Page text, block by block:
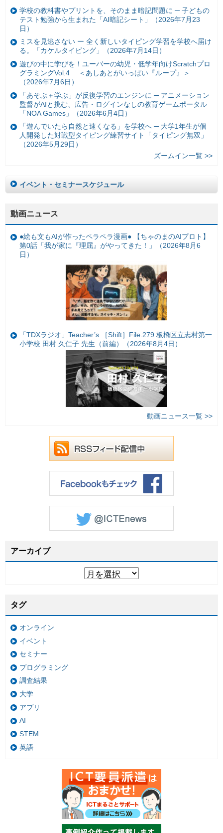
学校の教科書やプリントを、そのまま暗記問題に ─ 子どもの
テスト勉強から生まれた「AI暗記シート」（2026年7月23
日）
ミスを見逃さない ー 全く新しいタイピング学習を学校へ届け
る。「カケルタイピング」（2026年7月14日）
遊びの中に学びを！ユーバーの幼児・低学年向けScratchプロ
グラミングVol.4 ＜あしあとがいっぱい『ループ』＞
（2026年7月6日）
「あそぶ＋学ぶ」が反復学習のエンジンに ─ アニメーション
監督がAIと挑む、広告・ログインなしの教育ゲームポータル
「NOA Games」（2026年6月4日）
「遊んでいたら自然と速くなる」を学校へ ─ 大学1年生が個
人開発した対戦型タイピング練習サイト「タイピング無双」
（2026年5月29日）
ズームイン一覧 >>
イベント・セミナースケジュール
動画ニュース
●絵も文もAIが作ったペラペラ漫画● 【ちゃのまのAIプロト】
第0話「我が家に『理屈』がやってきた！」（2026年8月6
日）
「TDXラジオ」Teacher’s ［Shift］File.279 板橋区立志村第一
小学校 田村 久仁子 先生（前編）（2026年8月4日）
動画ニュース一覧 >>
アーカイブ
タグ
オンライン
イベント
セミナー
プログラミング
調査結果
大学
アプリ
AI
STEM
英語